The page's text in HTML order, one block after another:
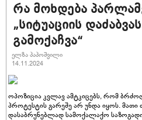
რა მოხდება
„სიტუაციის
გამოქაჩვა“
ელზა პაპოშვილი
14.11.2024
ოპოზიცია კვლავ ამტკიცებს, რომ
პროტესტის გარეშე არ უნდა იყოს.
დასაბრუნებლად სამოქალაქო